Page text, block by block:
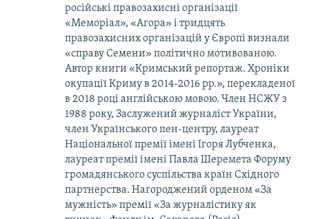
російські правозахисні організації
«Меморіал», «Агора» і тридцять
правозахисних організацій у Європі визнали
«справу Семени» політично мотивованою.
Автор книги «Кримський репортаж. Хроніки
окупації Криму в 2014-2016 рр.», перекладеної
в 2018 році англійською мовою. Член НСЖУ з
1988 року, Заслужений журналіст України,
член Українського пен-центру, лауреат
Національної премії імені Ігоря Лубченка,
лауреат премії імені Павла Шеремета Форуму
громадянського суспільства країн Східного
партнерства. Нагороджений орденом «За
мужність» премії «За журналістику як